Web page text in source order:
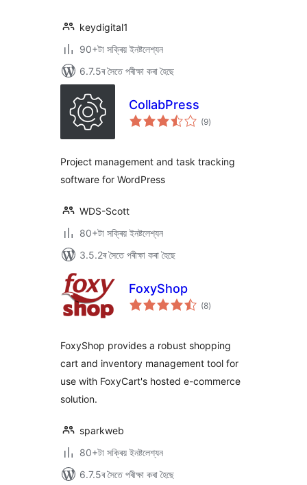
keydigital1
90+টা সক্ৰিয় ইনষ্টলেশ্যন
6.7.5ৰ সৈতে পৰীক্ষা কৰা হৈছে
CollabPress
(9টা
মুঠ)
Project management and task tracking
software for WordPress
WDS-Scott
80+টা সক্ৰিয় ইনষ্টলেশ্যন
3.5.2ৰ সৈতে পৰীক্ষা কৰা হৈছে
FoxyShop
(8টা
মুঠ)
FoxyShop provides a robust shopping
cart and inventory management tool for
use with FoxyCart's hosted e-commerce
solution.
sparkweb
80+টা সক্ৰিয় ইনষ্টলেশ্যন
6.7.5ৰ সৈতে পৰীক্ষা কৰা হৈছে